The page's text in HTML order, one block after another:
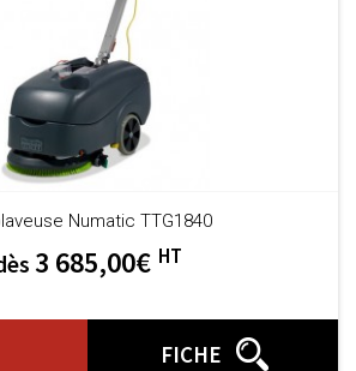
Numatic TTG1840
3 685,00€ HT
FICHE